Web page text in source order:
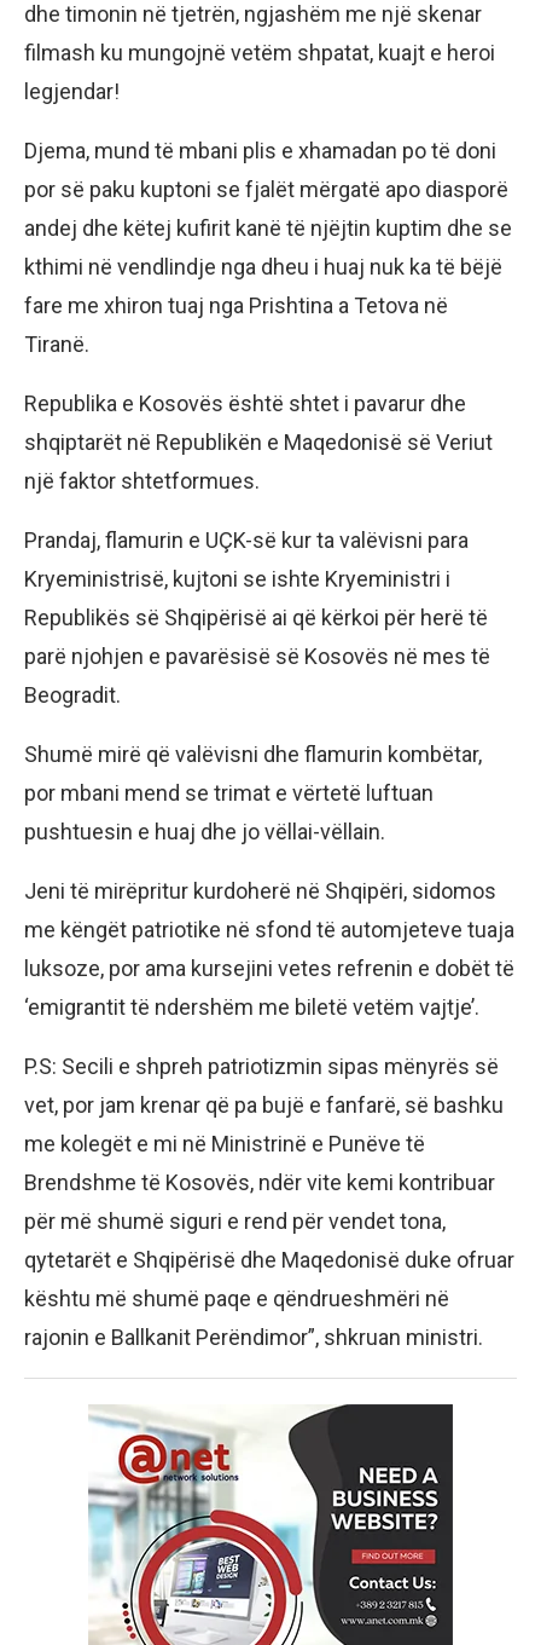
dhe timonin në tjetrën, ngjashëm me një skenar
filmash ku mungojnë vetëm shpatat, kuajt e heroi
legjendar!
Djema, mund të mbani plis e xhamadan po të doni
por së paku kuptoni se fjalët mërgatë apo diasporë
andej dhe këtej kufirit kanë të njëjtin kuptim dhe se
kthimi në vendlindje nga dheu i huaj nuk ka të bëjë
fare me xhiron tuaj nga Prishtina a Tetova në
Tiranë.
Republika e Kosovës është shtet i pavarur dhe
shqiptarët në Republikën e Maqedonisë së Veriut
një faktor shtetformues.
Prandaj, flamurin e UÇK-së kur ta valëvisni para
Kryeministrisë, kujtoni se ishte Kryeministri i
Republikës së Shqipërisë ai që kërkoi për herë të
parë njohjen e pavarësisë së Kosovës në mes të
Beogradit.
Shumë mirë që valëvisni dhe flamurin kombëtar,
por mbani mend se trimat e vërtetë luftuan
pushtuesin e huaj dhe jo vëllai-vëllain.
Jeni të mirëpritur kurdoherë në Shqipëri, sidomos
me këngët patriotike në sfond të automjeteve tuaja
luksoze, por ama kursejini vetes refrenin e dobët të
‘emigrantit të ndershëm me biletë vetëm vajtje’.
P.S: Secili e shpreh patriotizmin sipas mënyrës së
vet, por jam krenar që pa bujë e fanfarë, së bashku
me kolegët e mi në Ministrinë e Punëve të
Brendshme të Kosovës, ndër vite kemi kontribuar
për më shumë siguri e rend për vendet tona,
qytetarët e Shqipërisë dhe Maqedonisë duke ofruar
kështu më shumë paqe e qëndrueshmëri në
rajonin e Ballkanit Perëndimor”, shkruan ministri.